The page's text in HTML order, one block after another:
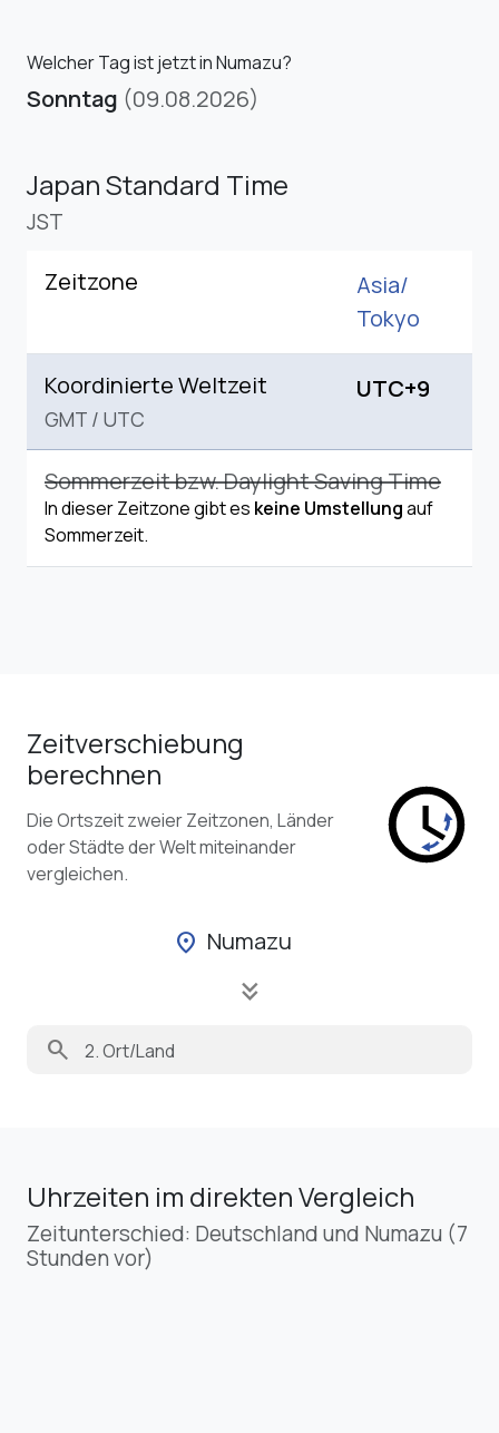
Welcher Tag ist jetzt in Numazu?
Sonntag (09.08.2026)
Japan Standard Time
JST
Zeitzone
Asia/
Tokyo
Koordinierte Weltzeit
GMT / UTC
UTC+9
Sommerzeit bzw. Daylight Saving Time
In dieser Zeitzone gibt es keine Umstellungauf
Sommerzeit.
Zeitverschiebung
berechnen
Die Ortszeit zweier Zeitzonen, Länder
oder Städte der Welt miteinander
vergleichen.
location_on Numazu
keyboard_double_arrow_down
search
Uhrzeiten im direkten Vergleich
Zeitunterschied: Deutschland und Numazu (7
Stunden vor)